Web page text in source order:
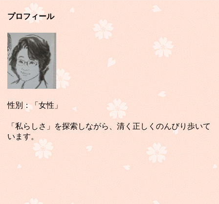
プロフィール
性別：「女性」
「私らしさ」を探索しながら、清く正しくのんびり歩いて
います。